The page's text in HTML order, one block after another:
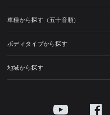
車種から探す（五十音順）
ボディタイプから探す
地域から探す